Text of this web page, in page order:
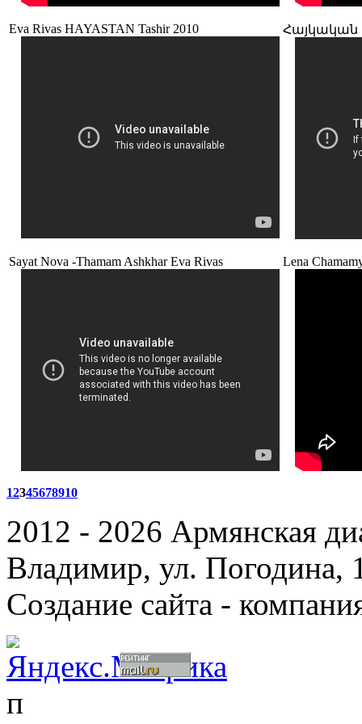
Eva Rivas HAYASTAN Tashir 2010 Հայկական
Sayat Nova -Thamam Ashkhar Eva Rivas Lena
12345678910
2012 - 2026 Армянская
Владимир, ул. Погодина,
Создание сайта -
п